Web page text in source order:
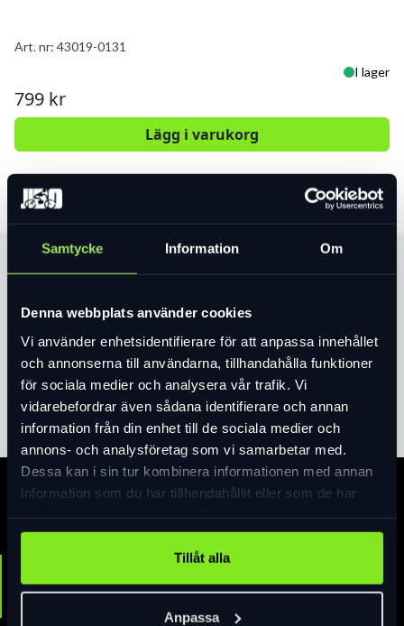
Samtycke Information Om
Denna webbplats använder cookies
Vi använder enhetsidentifierare för att anpassa innehållet
och annonserna till användarna, tillhandahålla funktioner
för sociala medier och analysera vår trafik. Vi
vidarebefordrar även sådana identifierare och annan
information från din enhet till de sociala medier och
annons- och analysföretag som vi samarbetar med.
Dessa kan i sin tur kombinera informationen med annan
information som du har tillhandahållit eller som de har
Tillåt alla
Anpassa
Art. nr: 43019-0131
I lager
799 kr
Lägg i varukorg
Produktinformation
100 % FACT kolfiberkonstruktion för perfekt
styrkebalans, optimalt grepp om flaskan och lätt
Förfinad greppdesign håller flaskan på plats,
samtidigt som den tillåter lätt isättning och
urtagning.
Flaskans låga position i stället förbättrar den
aerodynamiska profilen.
Vikt: 24 g
Läs merexpand_more
Specifikation
Carbon/Mattsvart